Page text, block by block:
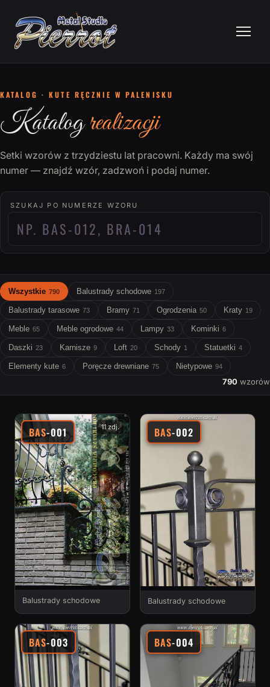
KATALOG · KUTE RĘCZNIE W PALENISKU
Katalogrealizacji
Setki wzorów z trzydziestu lat pracowni. Każdy ma swój
numer — znajdź wzór, zadzwoń i podaj numer.
SZUKAJ PO NUMERZE WZORU
Wszystkie 790 Balustrady schodowe 197
Balustrady tarasowe 73 Bramy 71 Ogrodzenia 50 Kraty 19
Meble 65 Meble ogrodowe 44 Lampy 33 Kominki 6
Daszki 23 Karnisze 9 Loft 20 Schody 1 Statuetki 4
Elementy kute 6 Poręcze drewniane 75 Nietypowe 94
790 wzorów
BAS-001 11 zdj.
Balustrady schodowe
BAS-002
Balustrady schodowe
BAS-003 BAS-004